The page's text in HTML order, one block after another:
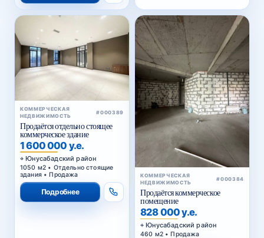
КОММЕРЧЕСКАЯ
НЕДВИЖИМОСТЬ
#000389
Продаётся отдельно стоящее
коммерческое здание
1 600 000 у.е.
Юнусабадский район
1050 м2 • Отдельно стоящие
здания • Продажа
Подробнее
КОММЕРЧЕСКАЯ
НЕДВИЖИМОСТЬ
#000384
Продаётся коммерческое
помещение
828 000 у.е.
Юнусабадский район
460 м2 • Продажа